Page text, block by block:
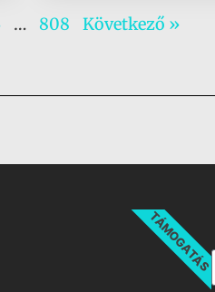
… 808 Következő »
TÁMOGATÁS